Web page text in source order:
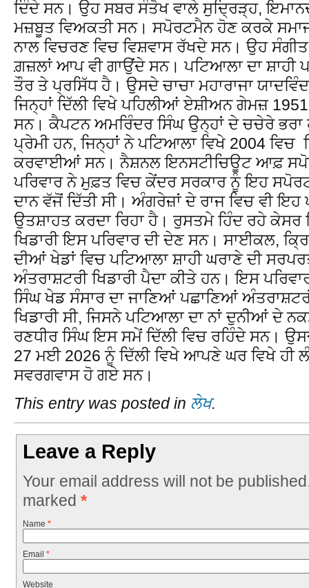
ਦਿੰਦੇ ਸਨ। ਉਹ ਸਬਰ ਸੰਤੋਖ ਵਾਲੇ ਸੁਦ੍ਰਿੜ੍ਹ,
ਮਜ਼ਬੂਤ ਵਿਅਕਤੀ ਸਨ। ਸਪੋਰਟਮੈਨ ਹੋਣ ਕਰਕੇ
ਨਾਲ ਵਿਚਰਣ ਵਿਚ ਵਿਸ਼ਵਾਸ ਰੱਖਦੇ ਸਨ। ਉਹ
ਗ਼ਜ਼ਲਾਂ ਆਪ ਵੀ ਗਾਉਂਦੇ ਸਨ। ਪਟਿਆਲਾ ਦਾ ਸ਼ਾਹੀ
ਤੌਰ ਤੇ ਪ੍ਰਸਿੱਧ ਹੈ। ਉਸਦੇ ਚਾਚਾ ਮਹਾਰਾਜਾ
ਜਿਨ੍ਹਾਂ ਦਿੱਲੀ ਵਿਖੇ ਪਹਿਲੀਆਂ ਏਸ਼ੀਅਨ ਗੇਮਜ਼
ਸਨ। ਕੈਪਟਨ ਅਮਰਿੰਦਰ ਸਿੰਘ ਉਨ੍ਹਾਂ ਦੇ ਚਚੇਰੇ ਭਰਾ
ਪ੍ਰੇਮੀ ਹਨ, ਜਿਨ੍ਹਾਂ ਨੇ ਪਟਿਆਲਾ ਵਿਖੇ 2004
ਕਰਵਾਈਆਂ ਸਨ। ਨੈਸ਼ਨਲ ਇਨਸਟੀਚਿਊਟ ਆਫ਼
ਪਰਿਵਾਰ ਨੇ ਮੁਫ਼ਤ ਵਿਚ ਕੇਂਦਰ ਸਰਕਾਰ ਨੂੰ ਇਹ
ਦਾਨ ਵੱਜੋਂ ਦਿੱਤੀ ਸੀ। ਅੰਗਰੇਜ਼ਾਂ ਦੇ ਰਾਜ ਵਿਚ ਵੀ
ਉਤਸ਼ਾਹਤ ਕਰਦਾ ਰਿਹਾ ਹੈ। ਰੁਸਤਮੇ ਹਿੰਦ ਰਹੇ ਕੇਸਰ
ਖਿਡਾਰੀ ਇਸ ਪਰਿਵਾਰ ਦੀ ਦੇਣ ਸਨ। ਸਾਈਕਲ,
ਦੀਆਂ ਖੇਡਾਂ ਵਿਚ ਪਟਿਆਲਾ ਸ਼ਾਹੀ ਘਰਾਣੇ ਦੀ
ਅੰਤਰਾਸ਼ਟਰੀ ਖਿਡਾਰੀ ਪੈਦਾ ਕੀਤੇ ਹਨ। ਇਸ
ਸਿੰਘ ਖੇਡ ਸੰਸਾਰ ਦਾ ਜਾਣਿਆਂ ਪਛਾਣਿਆਂ
ਖਿਡਾਰੀ ਸੀ, ਜਿਸਨੇ ਪਟਿਆਲਾ ਦਾ ਨਾਂ ਦੁਨੀਆਂ ਦੇ
ਰਣਧੀਰ ਸਿੰਘ ਇਸ ਸਮੇਂ ਦਿੱਲੀ ਵਿਚ ਰਹਿੰਦੇ ਸਨ।
27 ਮਈ 2026 ਨੂੰ ਦਿੱਲੀ ਵਿਖੇ ਆਪਣੇ ਘਰ ਵਿਖੇ ਹੀ
ਸਵਰਗਵਾਸ ਹੋ ਗਏ ਸਨ।
This entry was posted in ਲੇਖ.
Leave a Reply
Your email address will not be
marked *
Name *
Email *
Website